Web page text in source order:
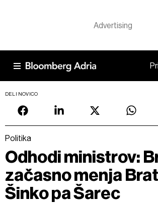
DELI NOVICO
Politika
Odhodi ministrov:
začasno menja
Šinko pa Šarec